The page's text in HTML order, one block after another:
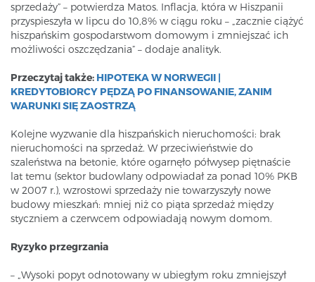
sprzedaży” – potwierdza Matos. Inflacja, która w Hiszpanii
przyspieszyła w lipcu do 10,8% w ciągu roku – „zacznie ciążyć
hiszpańskim gospodarstwom domowym i zmniejszać ich
możliwości oszczędzania” – dodaje analityk.
Przeczytaj także: HIPOTEKA W NORWEGII |
KREDYTOBIORCY PĘDZĄ PO FINANSOWANIE, ZANIM
WARUNKI SIĘ ZAOSTRZĄ
Kolejne wyzwanie dla hiszpańskich nieruchomości: brak
nieruchomości na sprzedaż. W przeciwieństwie do
szaleństwa na betonie, które ogarnęło półwysep piętnaście
lat temu (sektor budowlany odpowiadał za ponad 10% PKB
w 2007 r.), wzrostowi sprzedaży nie towarzyszyły nowe
budowy mieszkań: mniej niż co piąta sprzedaż między
styczniem a czerwcem odpowiadają nowym domom.
Ryzyko przegrzania
– „Wysoki popyt odnotowany w ubiegłym roku zmniejszył